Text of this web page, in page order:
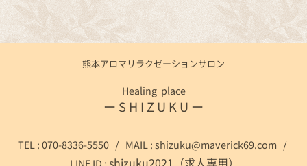
熊本アロマリラクゼーションサロン
Healing place
ー S H I Z U K U ー
TEL : 070-8336-5550 / MAIL :shizuku@maverick69.com /
LINE ID : shizuku2021（求人専用）